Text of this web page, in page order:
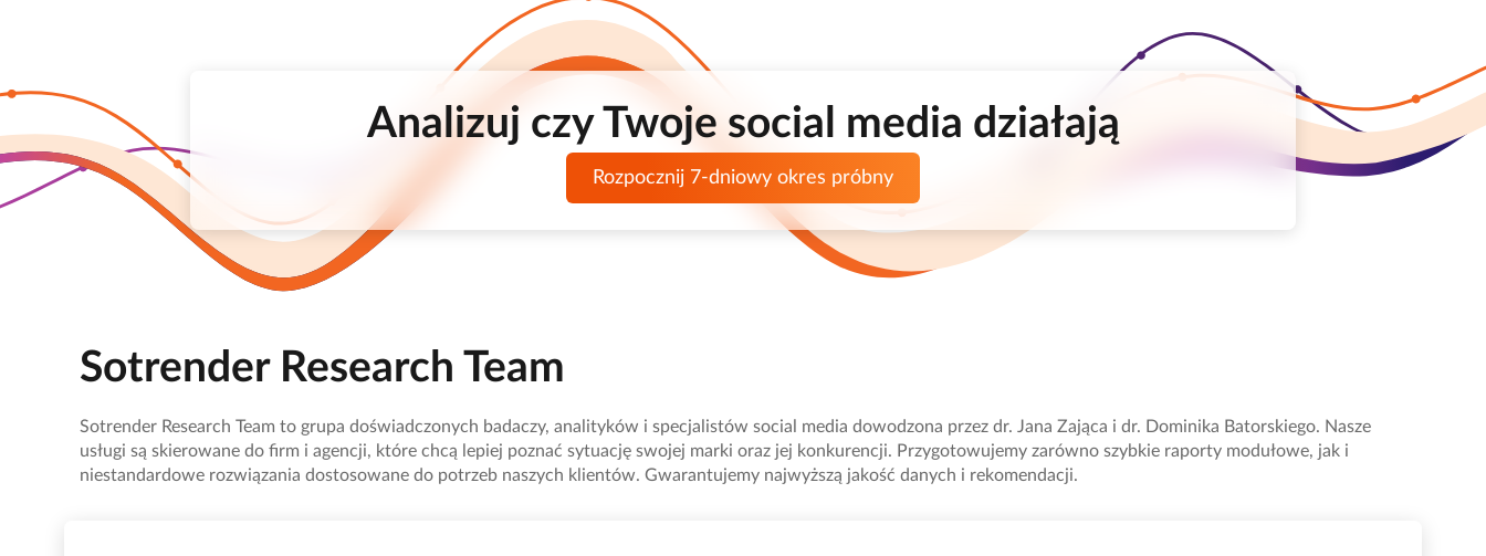
Analizuj czy Twoje social media działają
Rozpocznij 7-dniowy okres próbny
Sotrender Research Team
Sotrender Research Team to grupa doświadczonych badaczy, analityków i specjalistów social media dowodzona przez dr. Jana Zająca i dr. Dominika Batorskiego. Nasze
usługi są skierowane do firm i agencji, które chcą lepiej poznać sytuację swojej marki oraz jej konkurencji. Przygotowujemy zarówno szybkie raporty modułowe, jak i
niestandardowe rozwiązania dostosowane do potrzeb naszych klientów. Gwarantujemy najwyższą jakość danych i rekomendacji.